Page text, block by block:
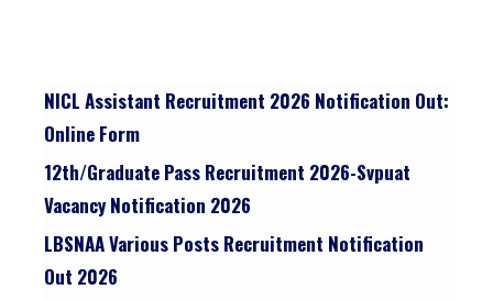
NICL Assistant Recruitment 2026 Notification Out:
Online Form
12th/graduate Pass Recruitment 2026-Svpuat
Vacancy Notification 2026
LBSNAA Various Posts Recruitment Notification
Out 2026